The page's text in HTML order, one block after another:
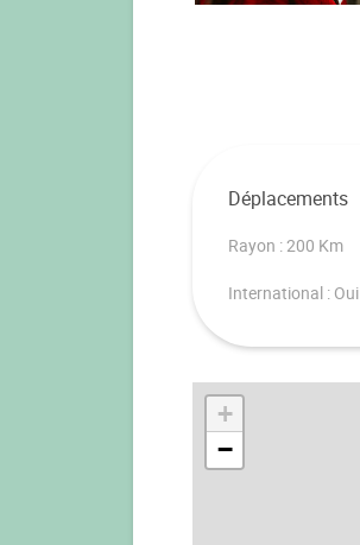
Déplacements
Rayon : 200 Km
International : Oui
+
−